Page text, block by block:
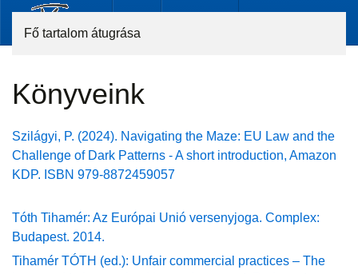
Fő tartalom átugrása
Könyveink
Szilágyi, P. (2024). Navigating the Maze: EU Law and the
Challenge of Dark Patterns - A short introduction, Amazon
KDP. ISBN 979-8872459057
Tóth Tihamér: Az Európai Unió versenyjoga. Complex:
Budapest. 2014.
Tihamér TÓTH (ed.): Unfair commercial practices – The